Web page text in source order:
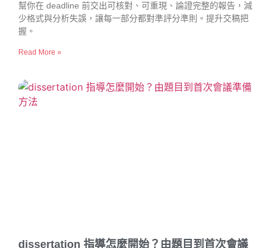
幫你在 deadline 前交出可核對、可重現、論證完整的報告，減
少格式與分析失誤，讓每一部分都對準評分準則。提升交稿把
握。
Read More »
dissertation 指導怎麼開始？由題目到首次會議